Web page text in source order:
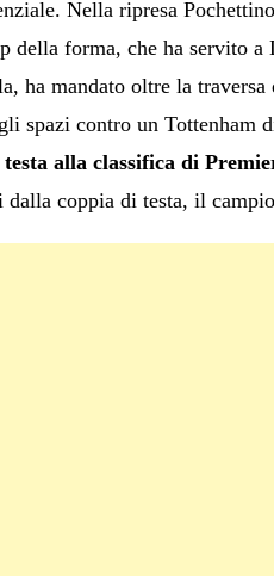
Nella ripresa
della forma, che ha servito
ha mandato oltre la
spazi contro un Tottenham
alla classifica di
coppia di testa, il